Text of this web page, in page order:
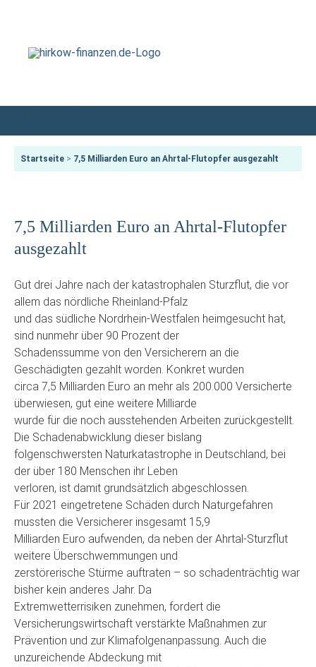
Startseite > 7,5 Milliarden Euro an Ahrtal-Flutopfer ausgezahlt
7,5 Milliarden Euro an Ahrtal-Flutopfer
ausgezahlt
Gut drei Jahre nach der katastrophalen Sturzflut, die vor
allem das nördliche Rheinland-Pfalz
und das südliche Nordrhein-Westfalen heimgesucht hat,
sind nunmehr über 90 Prozent der
Schadenssumme von den Versicherern an die
Geschädigten gezahlt worden. Konkret wurden
circa 7,5 Milliarden Euro an mehr als 200.000 Versicherte
überwiesen, gut eine weitere Milliarde
wurde für die noch ausstehenden Arbeiten zurückgestellt.
Die Schadenabwicklung dieser bislang
folgenschwersten Naturkatastrophe in Deutschland, bei
der über 180 Menschen ihr Leben
verloren, ist damit grundsätzlich abgeschlossen.
Für 2021 eingetretene Schäden durch Naturgefahren
mussten die Versicherer insgesamt 15,9
Milliarden Euro aufwenden, da neben der Ahrtal-Sturzflut
weitere Überschwemmungen und
zerstörerische Stürme auftraten – so schadenträchtig war
bisher kein anderes Jahr. Da
Extremwetterrisiken zunehmen, fordert die
Versicherungswirtschaft verstärkte Maßnahmen zur
Prävention und zur Klimafolgenanpassung. Auch die
unzureichende Abdeckung mit